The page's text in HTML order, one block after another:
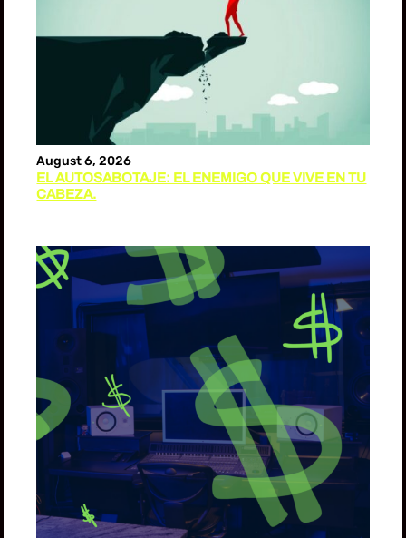
August 6, 2026
EL AUTOSABOTAJE: EL ENEMIGO QUE VIVE EN TU
CABEZA.